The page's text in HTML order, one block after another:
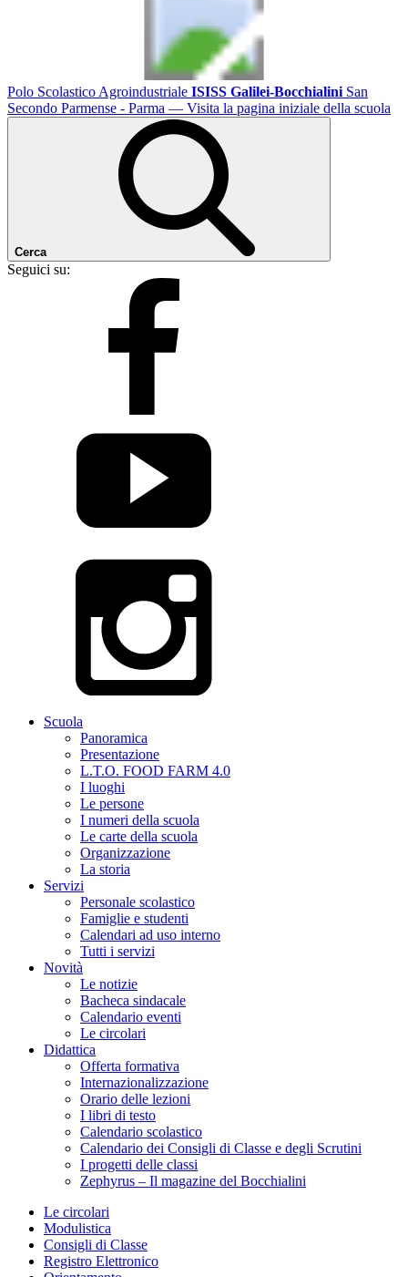
Polo Scolastico Agroindustriale ISISS Galilei-Bocchialini San
Secondo Parmense - Parma — Visita la pagina iniziale della scuola
Cerca
Seguici su:
Scuola
Panoramica
Presentazione
L.T.O. FOOD FARM 4.0
I luoghi
Le persone
I numeri della scuola
Le carte della scuola
Organizzazione
La storia
Servizi
Personale scolastico
Famiglie e studenti
Calendari ad uso interno
Tutti i servizi
Novità
Le notizie
Bacheca sindacale
Calendario eventi
Le circolari
Didattica
Offerta formativa
Internazionalizzazione
Orario delle lezioni
I libri di testo
Calendario scolastico
Calendario dei Consigli di Classe e degli Scrutini
I progetti delle classi
Zephyrus – Il magazine del Bocchialini
Le circolari
Modulistica
Consigli di Classe
Registro Elettronico